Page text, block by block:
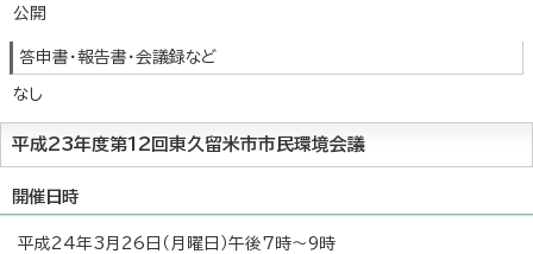
公開
答申書・報告書・会議録など
なし
平成23年度第12回東久留米市市民環境会議
開催日時
平成24年3月26日（月曜日）午後7時～9時